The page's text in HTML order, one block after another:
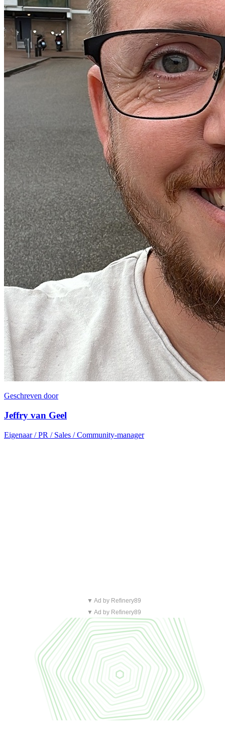
Geschreven door
Jeffry van Geel
Eigenaar / PR / Sales / Community-manager
▼ Ad by Refinery89
▼ Ad by Refinery89